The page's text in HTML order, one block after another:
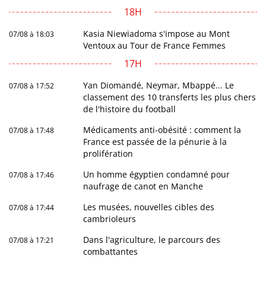
18H
07/08 à 18:03
Kasia Niewiadoma s'impose au Mont
Ventoux au Tour de France Femmes
17H
07/08 à 17:52
Yan Diomandé, Neymar, Mbappé... Le
classement des 10 transferts les plus chers
de l'histoire du football
07/08 à 17:48
Médicaments anti-obésité : comment la
France est passée de la pénurie à la
prolifération
07/08 à 17:46
Un homme égyptien condamné pour
naufrage de canot en Manche
07/08 à 17:44
Les musées, nouvelles cibles des
cambrioleurs
07/08 à 17:21
Dans l'agriculture, le parcours des
combattantes